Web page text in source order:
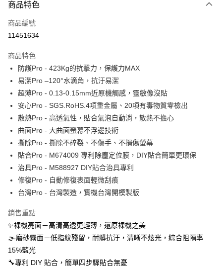
信用卡一次付款
超商取貨付款
運送方式
全家取貨付款
每筆NT$60，滿NT$390(含以上)免運費
7-11取貨付款
每筆NT$60，滿NT$390(含以上)免運費
宅配
每筆NT$55，滿NT$390(含以上)免運費
國際配送
商品特色
商品編號
11451634
商品特色
防護Pro - 423Kg的抗擊力，保護力MAX
易潔Pro –120°水滴角，抗汙易潔
超薄Pro - 0.13-0.15mm近原機觸感，靈敏像沒貼
安心Pro - SGS.RoHS.4項重金屬、20項有毒物質零檢出
散熱Pro - 高透氣性，貼合氣泡自動消，散熱不擔心
曲面Pro - 大曲面螢幕不浮邊技術
撕除Pro - 撕除不碎裂、不傷手、不損傷螢幕
貼合Pro - M674009 專利除塵定位膜，DIY貼合簡單更環保
治具Pro - M588927 DIY貼合治具專利
修復Pro - 自動修復表面輕微刮痕
台灣Pro - 台灣製造，實機台灣開模製版
銷售重點
✨裸機亮面－高清高透更輕薄，還原裸機之美
🌫磨砂霧面－低指紋殘留，耐髒抗汙，清晰不炫光，綜合阻隔率
15℅藍光
🔧專利 DIY 貼合，簡單四步驟貼合無憂